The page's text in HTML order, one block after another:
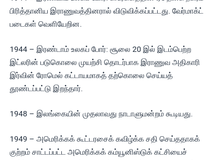
பிரித்தானிய இராணுவத்தினரால் விடுவிக்கப்பட்டது. வேர்மாக்ட்
படைகள் வெளியேறின.
1944 – இரண்டாம் உலகப் போர்: சூலை 20 இல் இடம்பெற்ற
இட்லரின் படுகொலை முயற்சி தொடர்பாக இராணுவ அதிகாரி
இர்வின் ரோமெல் கட்டாயமாகத் தற்கொலை செய்யத்
தூண்டப்பட்டு இறந்தார்.
1948 – இலங்கையின் முதலாவது நாடாளுமன்றம் கூடியது.
1949 – அமெரிக்கக் கூட்டரசைக் கவிழ்க்க சதி செய்ததாகக்
குற்றம் சாட்டப்பட்ட அமெரிக்கக் கம்யூனிஸ்டுக் கட்சியைச்